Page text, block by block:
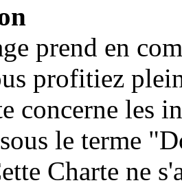
prend en
profitiez
concerne les
le terme
Charte ne